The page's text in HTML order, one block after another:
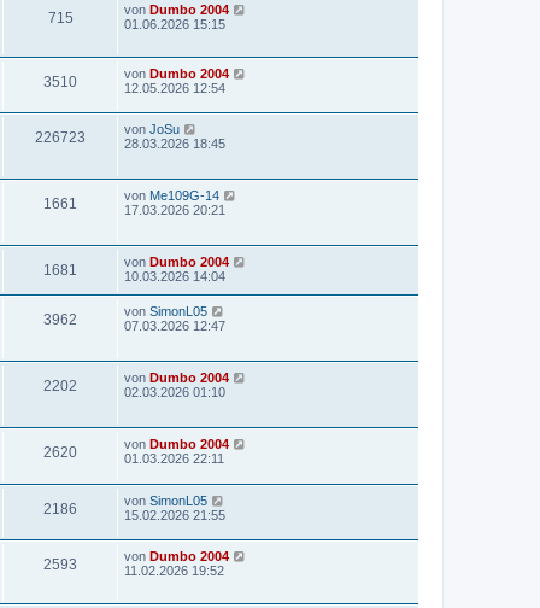
715 von Dumbo 2004
01.06.2026 15:15
3510 von Dumbo 2004
12.05.2026 12:54
226723 von JoSu
28.03.2026 18:45
1661 von Me109G-14
17.03.2026 20:21
1681 von Dumbo 2004
10.03.2026 14:04
3962 von SimonL05
07.03.2026 12:47
2202 von Dumbo 2004
02.03.2026 01:10
2620 von Dumbo 2004
01.03.2026 22:11
2186 von SimonL05
15.02.2026 21:55
2593 von Dumbo 2004
11.02.2026 19:52